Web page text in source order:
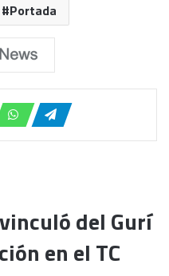
Portada